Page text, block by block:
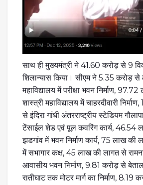
साथ ही मुख्यमंत्री ने 41.60 करोड़ से 9
शिलान्यास किया। सीएम ने 5.35 करोड़
महाविद्यालय में परीक्षा भवन निर्माण,
शास्त्री महाविद्यालय में चाहरदीवारी
से इंदिरा गांधी अंतरराष्ट्रीय स्टेडियम
टेंसाईल शेड एवं पूल कवरिंग कार्य, 46.54
झडगांव में भवन निर्माण कार्य, 75 लाख
में सभागार कक्ष, 45 लाख की लागत से
आवासीय भवन निर्माण, 9.81 करोड़ से
रातीघाट तक मोटर मार्ग का निर्माण, 8.19